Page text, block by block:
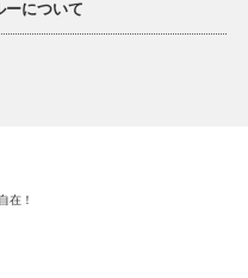
ーについて
在！